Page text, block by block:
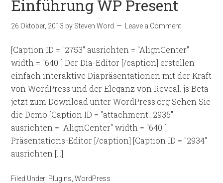
Einführung WP Present
26 Oktober, 2013 by Steven Word Leave a Comment
[Caption ID = "2753" ausrichten = "AlignCenter"
width = "640"] Der Dia-Editor [/caption] erstellen
einfach interaktive Diapräsentationen mit der Kraft
von WordPress und der Eleganz von Reveal. js Beta
jetzt zum Download unter WordPress.org Sehen Sie
die Demo [Caption ID = "attachment_2935"
ausrichten = "AlignCenter" width = "640"]
Präsentations-Editor [/caption] [Caption ID = "2934"
ausrichten […]
Filed Under: Plugins ,WordPress